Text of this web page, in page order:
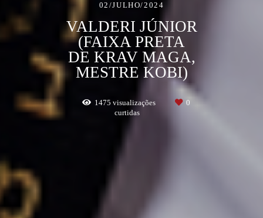
02/JULHO/2024
VALDERI JÚNIOR
(FAIXA PRETA
DE KRAV MAGA,
MESTRE KOBI)
1475 visualizações
0
curtidas